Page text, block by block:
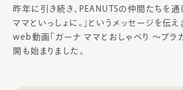
昨年に引き続き、PEANUTSの仲間たちを通
ママといっしょに。」というメッセージを伝え
web動画「ガーナ ママとおしゃべり ～プラ
開も始まりました。